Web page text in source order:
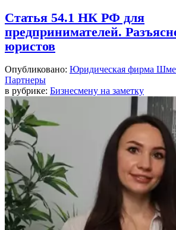
Статья 54.1 НК РФ для
предпринимателей.
юристов
Опубликовано: Юридическая фирма
Партнеры
в рубрике: Бизнесмену на заметку